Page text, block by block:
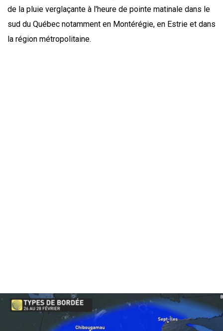
de la pluie verglaçante à l'heure de pointe matinale dans le
sud du Québec notamment en Montérégie, en Estrie et dans
la région métropolitaine.